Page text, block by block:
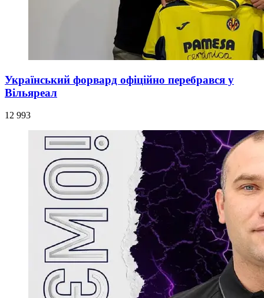
Український форвард офіційно перебрався у
Вільяреал
12 993